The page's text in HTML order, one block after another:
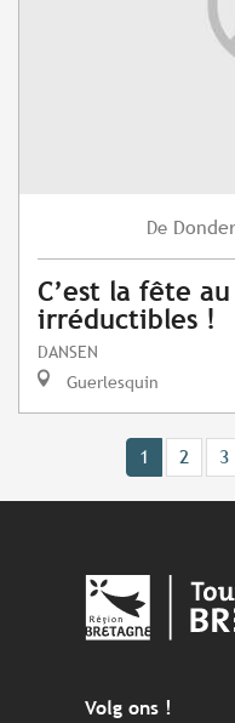
De
C’est la fête
irréductibles !
DANSEN
Guerlesquin
1 2 3
Volg ons !